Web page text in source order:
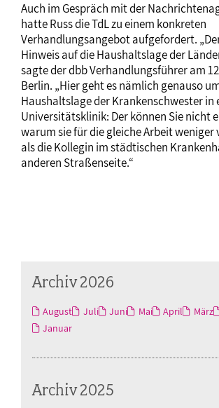
Auch im Gespräch mit der
hatte Russ die TdL zu einem konkreten
Verhandlungsangebot aufgefordert.
Hinweis auf die Haushaltslage der
sagte der dbb Verhandlungsführer am
Berlin. „Hier geht es nämlich genauso
Haushaltslage der Krankenschwester in
Universitätsklinik: Der können Sie nicht
warum sie für die gleiche Arbeit weniger
als die Kollegin im städtischen
anderen Straßenseite.“
Archiv 2026
August Juli Juni Mai April März
Januar
Archiv 2025